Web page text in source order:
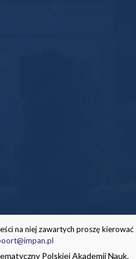
na niej zawartych proszę kierować
Polskiej Akademii Nauk.